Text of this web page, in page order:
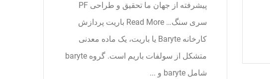
پیشرفته از جهان ما تحقیق و طراحی PF
سری سنگ… Read More باریت پردازش
کارخانه Baryte یا باریت، یک ماده معدنی
متشکل از سولفات باریم است. گروه baryte
شامل baryte و ...